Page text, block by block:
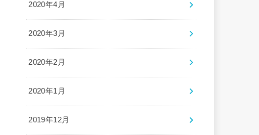
2020年4月
2020年3月
2020年2月
2020年1月
2019年12月